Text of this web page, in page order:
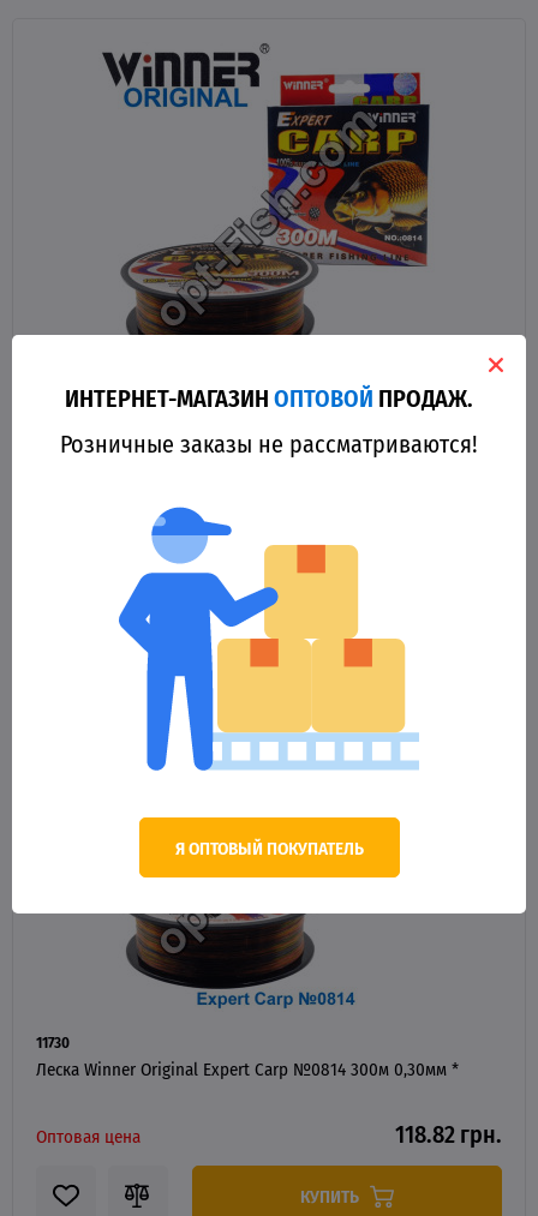
11729
Леска Winner Original Expert Carp №0814 300м 0,28мм *
КУПИТЬ
11730
Леска Winner Original Expert Carp №0814 300м 0,30мм *
Оптовая цена 118.82 грн.
КУПИТЬ
ИНТЕРНЕТ-МАГАЗИНОПТОВОЙ ПРОДАЖ.
Розничные заказы не рассматриваются!
Я ОПТОВЫЙ ПОКУПАТЕЛЬ